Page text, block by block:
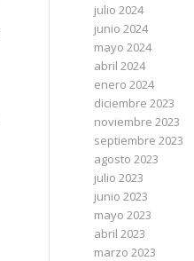
julio 2024
junio 2024
mayo 2024
abril 2024
enero 2024
diciembre 2023
noviembre 2023
septiembre 2023
agosto 2023
julio 2023
junio 2023
mayo 2023
abril 2023
marzo 2023